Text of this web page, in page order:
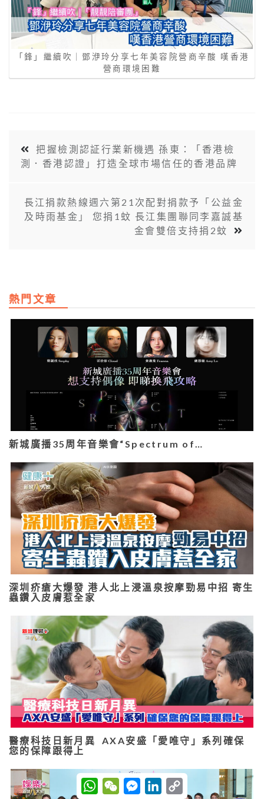
「鋒」繼續吹｜鄧洢玲分享七年美容院營商辛酸 嘆香港
營商環境困難
把握檢測認証行業新機遇 孫東：「香港檢
測．香港認證」打造全球市場信任的香港品牌
長江捐款熱線週六第21次配對捐款予「公益金
及時雨基金」 您捐1蚊 長江集團聯同李嘉誠基
金會雙倍支持捐2蚊
熱門文章
新城廣播35周年音樂會“Spectrum of…
深圳疥瘡大爆發 港人北上浸溫泉按摩勁易中招 寄生
蟲鑽入皮膚惹全家
醫療科技日新月異 AXA安盛「愛唯守」系列確保
您的保障跟得上
W
h
W
e
M
e
L
o